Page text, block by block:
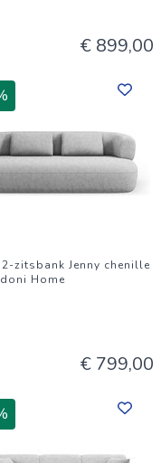
€ 899,00
2-zitsbank Jenny chenille
Home
€ 799,00